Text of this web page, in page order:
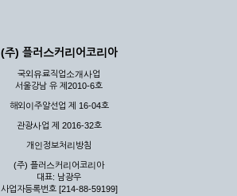
(주) 플러스커리어코리아
국외유료직업소개사업
서울강남 유 제2010-6호
해외이주알선업 제 16-04호
관광사업 제 2016-32호
개인정보처리방침
(주) 플러스커리어코리아
대표: 남광우
사업자등록번호 [214-88-59199]